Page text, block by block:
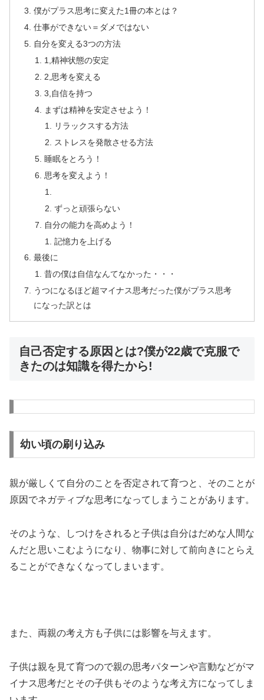
僕がプラス思考に変えた1冊の本とは？
仕事ができない＝ダメではない
自分を変える3つの方法
1,精神状態の安定
2,思考を変える
3,自信を持つ
まずは精神を安定させよう！
リラックスする方法
ストレスを発散させる方法
睡眠をとろう！
思考を変えよう！
ずっと頑張らない
自分の能力を高めよう！
記憶力を上げる
最後に
昔の僕は自信なんてなかった・・・
うつになるほど超マイナス思考だった僕がプラス思考
になった訳とは
自己否定する原因とは?僕が22歳で克服で
きたのは知識を得たから!
幼い頃の刷り込み
親が厳しくて自分のことを否定されて育つと、そのことが
原因でネガティブな思考になってしまうことがあります。
そのような、しつけをされると子供は自分はだめな人間な
んだと思いこむようになり、物事に対して前向きにとらえ
ることができなくなってしまいます。
また、両親の考え方も子供には影響を与えます。
子供は親を見て育つので親の思考パターンや言動などがマ
イナス思考だとその子供もそのような考え方になってしま